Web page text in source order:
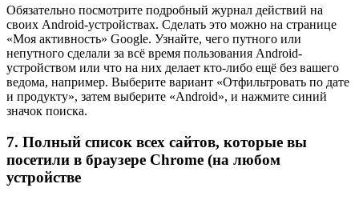
Обязательно посмотрите подробный журнал действий на
своих Android-устройствах. Сделать это можно на странице
«Моя активность» Google. Узнайте, чего путного или
непутного сделали за всё время пользования Android-
устройством или что на них делает кто-либо ещё без вашего
ведома, например. Выберите вариант «Отфильтровать по дате
и продукту», затем выберите «Android», и нажмите синий
значок поиска.
7. Полный список всех сайтов, которые вы
посетили в браузере Chrome (на любом
устройстве